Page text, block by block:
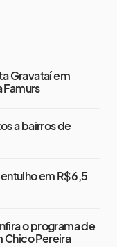
Gravataí em
a bairros de
em R$ 6,5
o programa de
Chico Pereira